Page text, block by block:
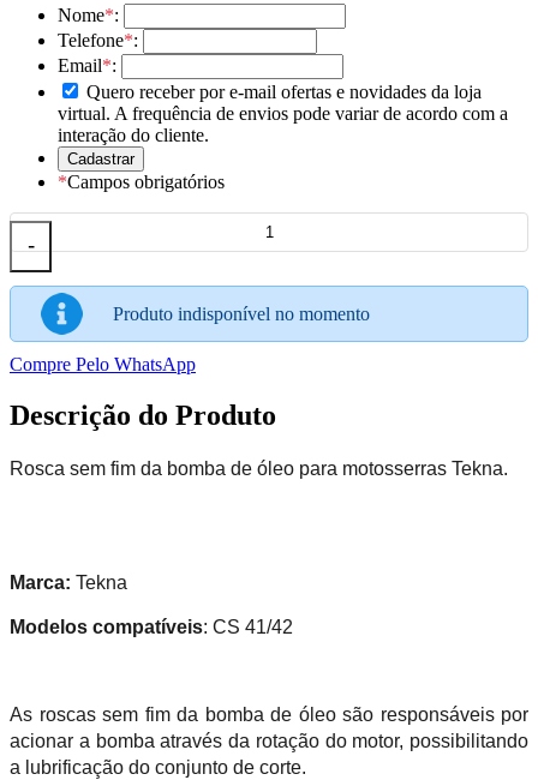
Nome*:
Telefone*:
Email*:
Quero receber por e-mail ofertas e novidades da loja
virtual. A frequência de envios pode variar de acordo com a
interação do cliente.
*Campos obrigatórios
-
Produto indisponível no momento
Compre Pelo WhatsApp
Descrição do Produto
Rosca sem fim da bomba de óleo para motosserras Tekna.
Marca: Tekna
Modelos compatíveis: CS 41/42
As roscas sem fim da bomba de óleo são responsáveis por
acionar a bomba através da rotação do motor, possibilitando
a lubrificação do conjunto de corte.